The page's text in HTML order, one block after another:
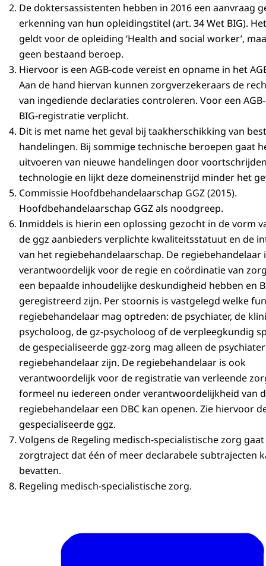
De doktersassistenten hebben in 2016 een aanvraag
erkenning van hun opleidingstitel (art. 34 Wet BIG).
geldt voor de opleiding ‘Health and social worker’,
geen bestaand beroep.
Hiervoor is een AGB-code vereist en opname in het
Aan de hand hiervan kunnen zorgverzekeraars de
van ingediende declaraties controleren. Voor een
BIG-registratie verplicht.
Dit is met name het geval bij taakherschikking van
handelingen. Bij sommige technische beroepen gaat
uitvoeren van nieuwe handelingen door
technologie en lijkt deze domeinenstrijd minder het
Commissie Hoofdbehandelaarschap GGZ (2015).
Hoofdbehandelaarschap GGZ als noodgreep.
Inmiddels is hierin een oplossing gezocht in de vorm
de ggz aanbieders verplichte kwaliteitsstatuut en de
van het regiebehandelaarschap. De regiebehandelaar
verantwoordelijk voor de regie en coördinatie van
een bepaalde inhoudelijke deskundigheid hebben en
geregistreerd zijn. Per stoornis is vastgelegd welke
regiebehandelaar mag optreden: de psychiater, de
psycholoog, de gz-psycholoog of de verpleegkundig
de gespecialiseerde ggz-zorg mag alleen de psychiater
regiebehandelaar zijn. De regiebehandelaar is ook
verantwoordelijk voor de registratie van verleende
formeel nu iedereen onder verantwoordelijkheid van
regiebehandelaar een DBC kan openen. Zie hiervoor
gespecialiseerde ggz.
Volgens de Regeling medisch-specialistische zorg
zorgtraject dat één of meer declarabele subtrajecten
bevatten.
Regeling medisch-specialistische zorg.